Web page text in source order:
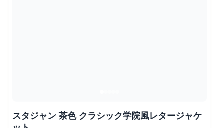
スタジャン 茶色 クラシック学院風レタージャケ